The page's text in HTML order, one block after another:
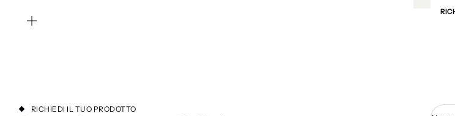
RICHIEDI IL TUO PRODOTTO